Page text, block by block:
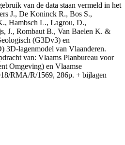
van de data staan vermeld in het
J., De Koninck R., Bos S.,
Hambsch L., Lagrou, D.,
J., Rombaut B., Van Baelen K. &
(G3Dv3) en
3D-lagenmodel van Vlaanderen.
van: Vlaams Planbureau voor
Omgeving) en Vlaamse
RMA/R/1569, 286p. + bijlagen